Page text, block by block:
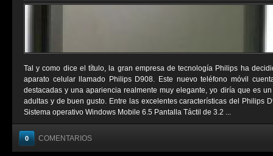
Tal y como dice el título, la gran empresa de tecnología Philips ha
aparato celular llamado Philips D908. Este nuevo teléfono móvil
destacadas y una apariencia realmente muy elegante, yo diría que es
adultas y de buen gusto. Entre las excelentes características del Philips
Sistema operativo Windows Mobile 6.5 Pantalla Táctil de 3.2 ...
0 COMENTARIOS